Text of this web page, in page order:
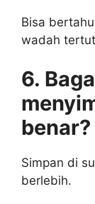
Bisa
wadah
6.
benar?
Simpan di
berlebih.